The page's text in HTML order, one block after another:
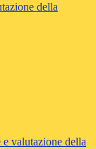
della
valutazione della